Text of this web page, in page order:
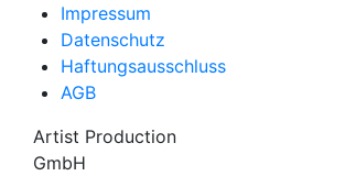
Impressum
Datenschutz
Haftungsausschluss
AGB
Artist Production
GmbH